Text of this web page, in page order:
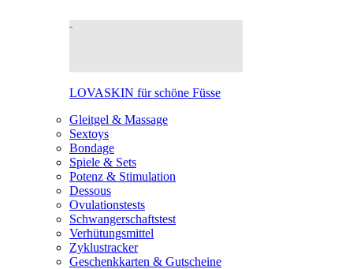
LOVASKIN für schöne Füsse
Gleitgel & Massage
Sextoys
Bondage
Spiele & Sets
Potenz & Stimulation
Dessous
Ovulationstests
Schwangerschaftstest
Verhütungsmittel
Zyklustracker
Geschenkkarten & Gutscheine